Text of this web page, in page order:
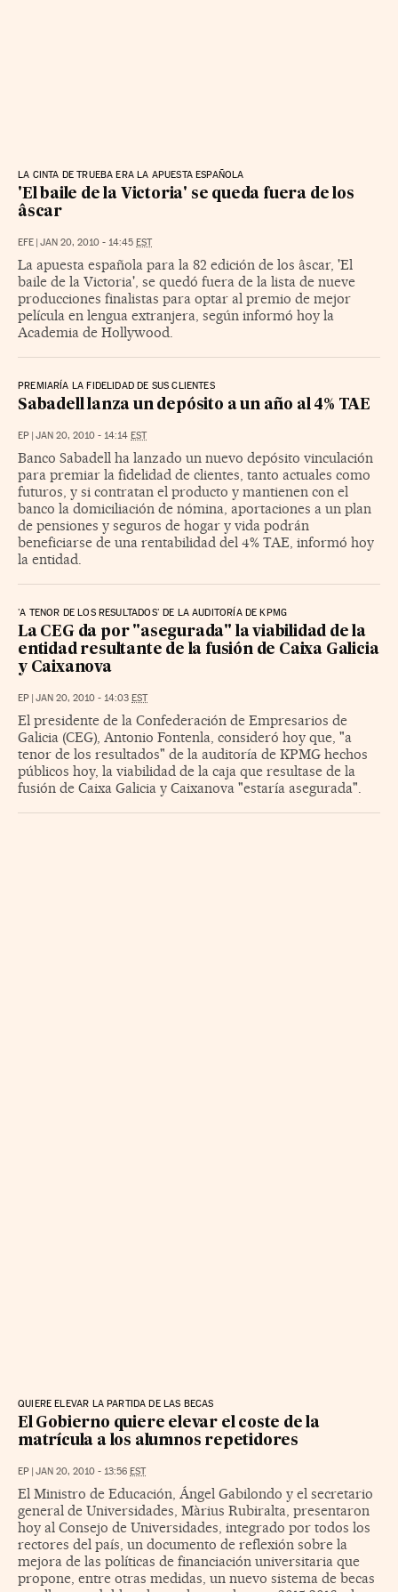
LA CINTA DE TRUEBA ERA LA APUESTA ESPAÑOLA
'El baile de la Victoria' se queda fuera de los
âscar
EFE | JAN 20, 2010 - 14:45 EST
La apuesta española para la 82 edición de los âscar, 'El
baile de la Victoria', se quedó fuera de la lista de nueve
producciones finalistas para optar al premio de mejor
película en lengua extranjera, según informó hoy la
Academia de Hollywood.
PREMIARÍA LA FIDELIDAD DE SUS CLIENTES
Sabadell lanza un depósito a un año al 4% TAE
EP | JAN 20, 2010 - 14:14 EST
Banco Sabadell ha lanzado un nuevo depósito vinculación
para premiar la fidelidad de clientes, tanto actuales como
futuros, y si contratan el producto y mantienen con el
banco la domiciliación de nómina, aportaciones a un plan
de pensiones y seguros de hogar y vida podrán
beneficiarse de una rentabilidad del 4% TAE, informó hoy
la entidad.
'A TENOR DE LOS RESULTADOS' DE LA AUDITORÍA DE KPMG
La CEG da por "asegurada" la viabilidad de la
entidad resultante de la fusión de Caixa Galicia
y Caixanova
EP | JAN 20, 2010 - 14:03 EST
El presidente de la Confederación de Empresarios de
Galicia (CEG), Antonio Fontenla, consideró hoy que, "a
tenor de los resultados" de la auditoría de KPMG hechos
públicos hoy, la viabilidad de la caja que resultase de la
fusión de Caixa Galicia y Caixanova "estaría asegurada".
QUIERE ELEVAR LA PARTIDA DE LAS BECAS
El Gobierno quiere elevar el coste de la
matrícula a los alumnos repetidores
EP | JAN 20, 2010 - 13:56 EST
El Ministro de Educación, Ángel Gabilondo y el secretario
general de Universidades, Màrius Rubiralta, presentaron
hoy al Consejo de Universidades, integrado por todos los
rectores del país, un documento de reflexión sobre la
mejora de las políticas de financiación universitaria que
propone, entre otras medidas, un nuevo sistema de becas